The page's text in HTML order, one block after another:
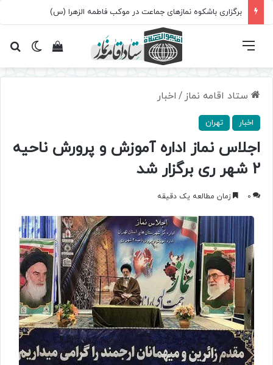
برگزاری باشکوه نمازهای جماعت در موکب فاطمه الزهرا (س)
تغییرمشاهده فهرست
ستاد اقامه نماز / اخبار
اخبار تهران
اجلاس نماز اداره آموزش و پرورش ناحیه
2 شهر ری برگزار شد
0 زمان مطالعه یک دقیقه